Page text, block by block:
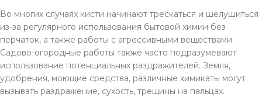
Во многих случаях кисти начинают трескаться и шелушиться
из-за регулярного использования бытовой химии без
перчаток, а также работы с агрессивными веществами.
Садово-огородные работы также часто подразумевают
использование потенциальных раздражителей. Земля,
удобрения, моющие средства, различные химикаты могут
вызывать раздражение, сухость, трещины на пальцах.